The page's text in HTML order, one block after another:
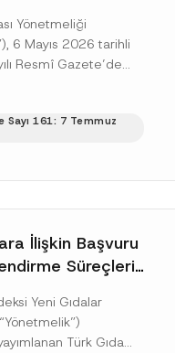
Yönetmeliği
6 Mayıs 2026 tarihli
Resmî Gazete’de
yani 9 Ağustos...
Sayı 161: 7 Temmuz
İlişkin Başvuru
Süreçleri
Yeni Gıdalar
Türk Gıda